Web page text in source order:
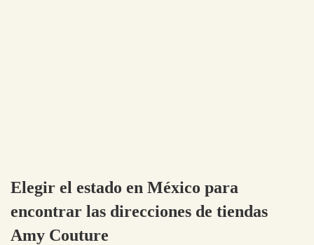
Elegir el estado en México para
encontrar las direcciones de tiendas
Amy Couture